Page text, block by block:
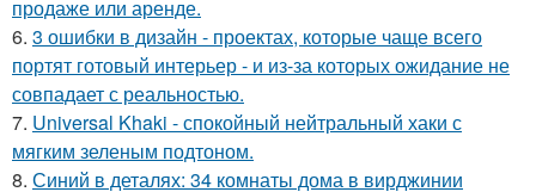
продаже или аренде.
6. 3 ошибки в дизайн - проектах, которые чаще всего
портят готовый интерьер - и из-за которых ожидание не
совпадает с реальностью.
7. Universal Khaki - спокойный нейтральный хаки с
мягким зеленым подтоном.
8. Синий в деталях: 34 комнаты дома в вирджинии